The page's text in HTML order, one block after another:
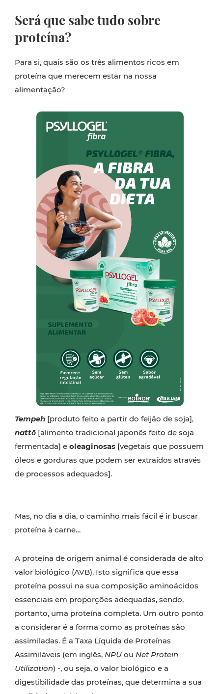
Será que sabe tudo sobre
proteína?
Para si, quais são os três alimentos ricos em
proteína que merecem estar na nossa
alimentação?
Tempeh [produto feito a partir do feijão de soja],
nattō [alimento tradicional japonês feito de soja
fermentada] e oleaginosas [vegetais que possuem
óleos e gorduras que podem ser extraídos através
de processos adequados].
Mas, no dia a dia, o caminho mais fácil é ir buscar
proteína à carne…
A proteína de origem animal é considerada de alto
valor biológico (AVB). Isto significa que essa
proteína possui na sua composição aminoácidos
essenciais em proporções adequadas, sendo,
portanto, uma proteína completa. Um outro ponto
a considerar é a forma como as proteínas são
assimiladas. É a Taxa Líquida de Proteínas
Assimiláveis (em inglês, NPU ou Net Protein
Utilization) -, ou seja, o valor biológico e a
digestibilidade das proteínas, que determina a sua